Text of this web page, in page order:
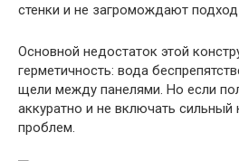
стенки и не загромождают подход
Основной недостаток этой
герметичность: вода
щели между панелями. Но если
аккуратно и не включать сильный
проблем.